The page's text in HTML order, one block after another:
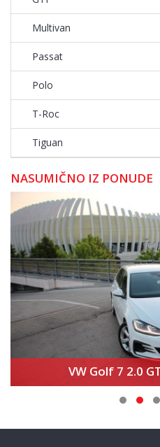
Multivan
Passat
Polo
T-Roc
Tiguan
NASUMIČNO IZ PONUDE
VW Golf 7 2.0